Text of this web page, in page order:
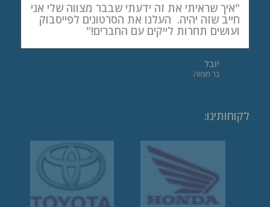
"איך שראיתי את זה ידעתי שבבר מצווה שלי אני
חייב שזה יהיה. העלנו את הסרטונים לפייסבוק
ועושים תחרות לייקים עם החברים!"
יובל
בר מצווה
לקוחותינו: